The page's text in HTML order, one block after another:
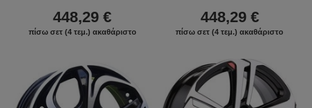
448,29 €
πίσω σετ (4 τεμ.) ακαθάριστο
448,29 €
πίσω σετ (4 τεμ.) ακαθάριστο